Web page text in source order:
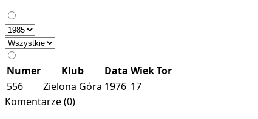
Numer Klub Data WiekTor
556
Zielona Góra 1976 17
Komentarze (0)